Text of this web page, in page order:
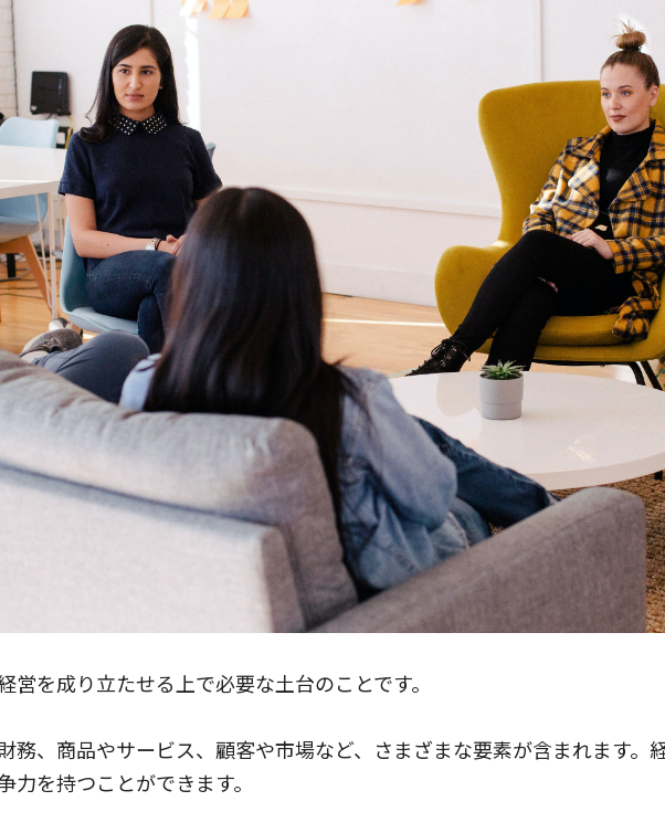
営を成り立たせる上で必要な土台のことです。
務、商品やサービス、顧客や市場など、さまざまな要素が含まれます。
力を持つことができます。